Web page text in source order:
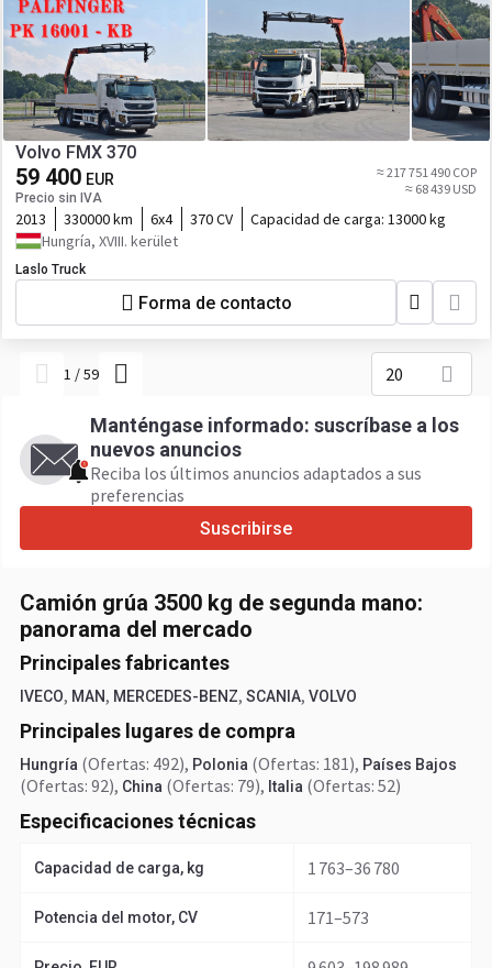
Volvo FMX 370
59 400 EUR
Precio sin IVA
≈ 217 751 490 COP
≈ 68 439 USD
2013 330000 km 6x4 370 CV Capacidad de carga: 13000 kg
Hungría, XVIII. kerület
Laslo Truck
Forma de contacto
1 /59 20
Manténgase informado: suscríbase a los
nuevos anuncios
Reciba los últimos anuncios adaptados a sus
preferencias
Suscribirse
Camión grúa 3500 kg de segunda mano:
panorama del mercado
Principales fabricantes
IVECO, MAN, MERCEDES-BENZ, SCANIA, VOLVO
Principales lugares de compra
Hungría (Ofertas: 492), Polonia (Ofertas: 181), Países Bajos
(Ofertas: 92), China (Ofertas: 79), Italia (Ofertas: 52)
Especificaciones técnicas
Capacidad de carga, kg 1 763–36 780
Potencia del motor, CV 171–573